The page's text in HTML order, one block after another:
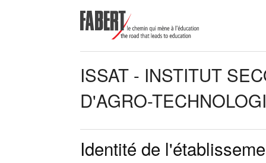
ISSAT - INSTITUT
D'AGRO-
Identité de